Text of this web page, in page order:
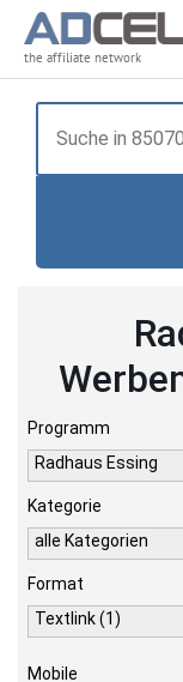
the affiliate network
Programm
Radhaus Essing
Kategorie
alle Kategorien
Format
Textlink (1)
Mobile